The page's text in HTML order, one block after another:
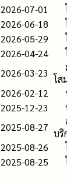
2026-07-01
2026-06-18
2026-05-29
2026-04-24
2026-03-23
โส
2026-02-12
2025-12-23
2025-08-27
บริ
2025-08-26
2025-08-25